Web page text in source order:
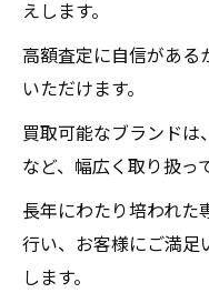
えします。
高額査定に自信がある
いただけます。
買取可能なブランドは
など、幅広く取り扱っ
長年にわたり培われた
行い、お客様にご満足
します。